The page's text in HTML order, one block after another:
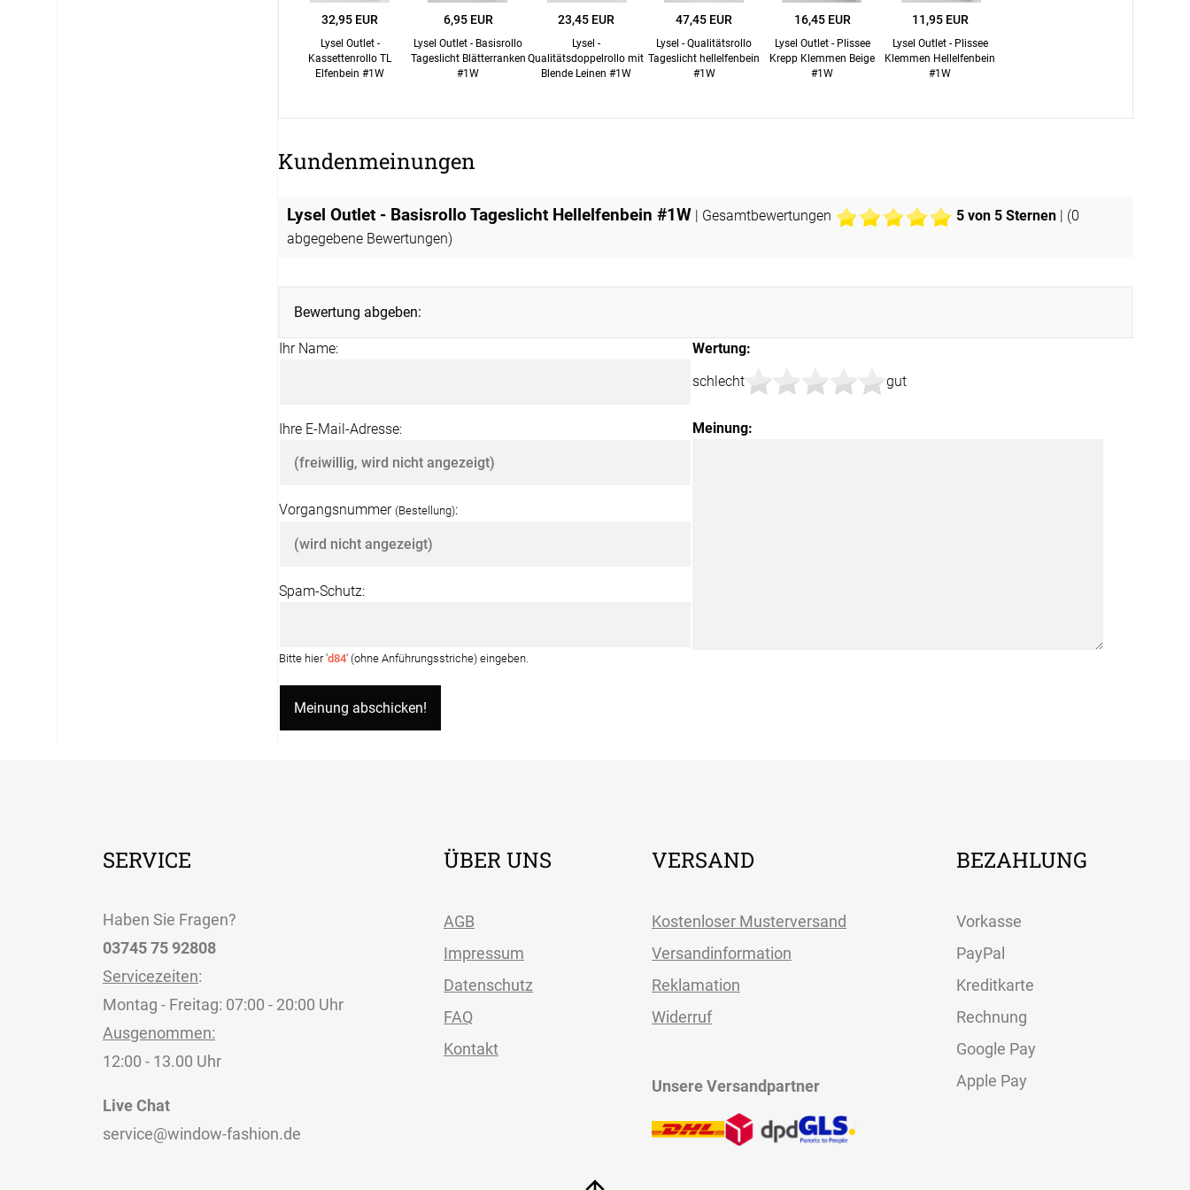
Unsere Versandpartner
32,95 EUR
Lysel Outlet -
Kassettenrollo TL
Elfenbein #1W
6,95 EUR
Lysel Outlet - Basisrollo
Tageslicht Blätterranken
#1W
23,45 EUR
Lysel -
Qualitätsdoppelrollo mit
Blende Leinen #1W
47,45 EUR
Lysel - Qualitätsrollo
Tageslicht hellelfenbein
#1W
16,45 EUR
Lysel Outlet - Plissee
Krepp Klemmen Beige
#1W
11,95 EUR
Lysel Outlet - Plissee
Klemmen Hellelfenbein
#1W
Kundenmeinungen
Lysel Outlet - Basisrollo Tageslicht Hellelfenbein #1W | Gesamtbewertungen 5von 5 Sternen | (0
abgegebene Bewertungen)
Bewertung abgeben:
Wertung:
schlecht
gut
Meinung:
Ihr Name:
Ihre E-Mail-Adresse:
Vorgangsnummer (Bestellung):
Spam-Schutz:
Bitte hier 'd84' (ohne Anführungsstriche) eingeben.
SERVICE
Haben Sie Fragen?
03745 75 92808
Servicezeiten:
Montag - Freitag: 07:00 - 20:00 Uhr
Ausgenommen:
12:00 - 13.00 Uhr
Live Chat
service@window-fashion.de
ÜBER UNS
AGB
Impressum
Datenschutz
FAQ
Kontakt
VERSAND
Kostenloser Musterversand
Versandinformation
Reklamation
Widerruf
Unsere Versandpartner
BEZAHLUNG
Vorkasse
PayPal
Kreditkarte
Rechnung
Google Pay
Apple Pay